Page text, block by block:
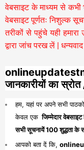
वेबसाइट के माध्यम से कभी
वेबसाइट पूर्णतः निशुल्क
तरीकों से पहुंचे यही
द्वारा जांच परख लें | धन्यवाद
जानकारीयों का
हम, यहां पर अपने सभी
केवल एक जिम्मेदार
सभी सूचनायें 100 शुद्धता के
आपको बता दें कि,